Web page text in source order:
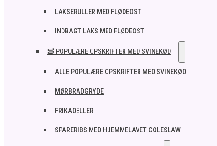
LAKSERULLER MED FLØDEOST
INDBAGT LAKS MED FLØDEOST
🥓 POPULÆRE OPSKRIFTER MED SVINEKØD
ALLE POPULÆRE OPSKRIFTER MED SVINEKØD
MØRBRADGRYDE
FRIKADELLER
SPARERIBS MED HJEMMELAVET COLESLAW